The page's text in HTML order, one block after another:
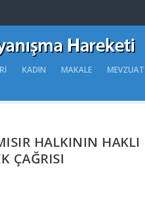
KADIN MAKALE MEVZUAT
HALKININ HAKLI
ÇAĞRISI